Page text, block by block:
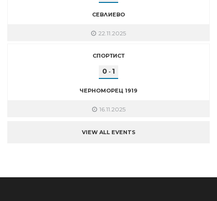
СЕВЛИЕВО
22.11.2025
СПОРТИСТ
0 - 1
ЧЕРНОМОРЕЦ 1919
16.11.2025
VIEW ALL EVENTS